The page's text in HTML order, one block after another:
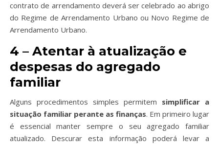
contrato de arrendamento deverá ser celebrado ao abrigo
do Regime de Arrendamento Urbano ou Novo Regime de
Arrendamento Urbano.
4 – Atentar à atualização e
despesas do agregado
familiar
Alguns procedimentos simples permitem simplificar a
situação familiar perante as finanças. Em primeiro lugar
é essencial manter sempre o seu agregado familiar
atualizado. Descurar esta informação poderá levar a